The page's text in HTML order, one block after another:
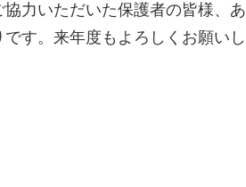
力いただいた保護者の皆様、あ
す。来年度もよろしくお願いし